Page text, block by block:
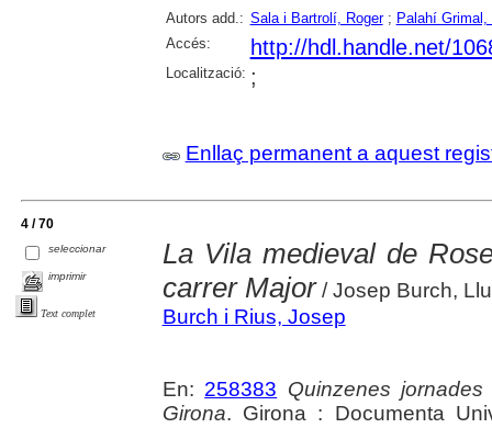
Autors add.: Sala i Bartrolí, Roger; Palahí Grimal,
Accés:
http://hdl.handle.net/
Localització: ;
Enllaç permanent a aquest
4 / 70
seleccionar
imprimir
Text complet
La Vila medieval de
carrer Major/ Josep Burch,
Burch i Rius, Josep
En: 258383 Quinzenes
Girona. Girona : Documenta